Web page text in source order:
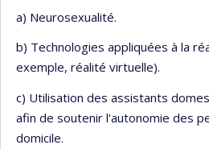
a) Neurosexualité.
b) Technologies appliquées à la
exemple, réalité virtuelle).
c) Utilisation des assistants
afin de soutenir l'autonomie des
domicile.